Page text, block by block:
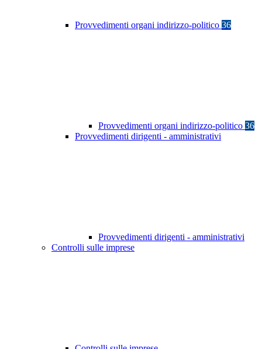
Provvedimenti organi indirizzo-politico 36
Provvedimenti organi indirizzo-politico 36
Provvedimenti dirigenti - amministrativi
Provvedimenti dirigenti - amministrativi
Controlli sulle imprese